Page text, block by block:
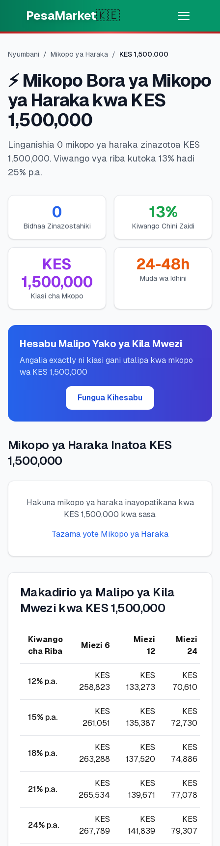
PesaMarket🇰🇪
⚡Pata pesa kwa dakika
MOTO
🌍 CHAGUA NCHI
🇰🇪 Kenya
🎯
💰Mikopo ya Kibinafsi
🏢Mikopo ya Biashara
🏦Akaunti za Akiba
🛠️ZANA NA RASILIMALI
🔐Hazina ya Mikopo
Tuma Pesa
🧮Vikokotoo
KAMPUNI
ℹ️Kuhusu Sisi
🎯Tafuta Mkopo Wako Bora
Nyumbani / Mikopo ya Haraka / KES 1,500,000
⚡ Mikopo Bora ya Mikopo
ya Haraka kwa KES
1,500,000
Linganishia 0 mikopo ya haraka zinazotoa KES
1,500,000. Viwango vya riba kutoka 13% hadi
25% p.a.
0
Bidhaa Zinazostahiki
13%
Kiwango Chini Zaidi
KES
1,500,000
Kiasi cha Mkopo
24-48h
Muda wa Idhini
Hesabu Malipo Yako ya Kila Mwezi
Angalia exactly ni kiasi gani utalipa kwa mkopo
wa KES 1,500,000
Fungua Kihesabu
Mikopo ya Haraka Inatoa KES
1,500,000
Hakuna mikopo ya haraka inayopatikana kwa
KES 1,500,000 kwa sasa.
Tazama yote Mikopo ya Haraka
Makadirio ya Malipo ya Kila
Mwezi kwa KES 1,500,000
Kiwango
cha Riba
Miezi 6
Miezi
12
Miezi
24
12% p.a.
KES
258,823
KES
133,273
KES
70,610
15% p.a.
KES
261,051
KES
135,387
KES
72,730
18% p.a.
KES
263,288
KES
137,520
KES
74,886
21% p.a.
KES
265,534
KES
139,671
KES
77,078
24% p.a.
KES
267,789
KES
141,839
KES
79,307